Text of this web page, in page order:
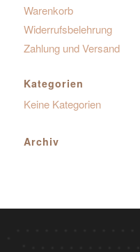
Warenkorb
Widerrufsbelehrung
Zahlung und Versand
Kategorien
Keine Kategorien
Archiv